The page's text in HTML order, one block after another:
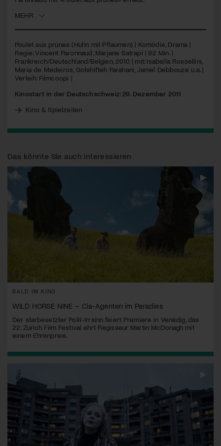
MEHR
Poulet aux prunes (Huhn mit Pflaumen) | Komödie, Drama |
Regie: Vincent Paronnaud, Marjane Satrapi | 92 Min. |
Frankreich/Deutschland/Belgien, 2010 | mit: Isabella Rossellini,
Maria de Medeiros, Golshifteh Farahani, Jamel Debbouze u.a. |
Verleih: Filmcoopi |
Kinostart in der Deutschschweiz: 29. Dezember 2011
Kino & Spielzeiten
Das könnte Sie auch interessieren
BALD IM KINO
WILD HORSE NINE – Cia-Agenten im Paradies
Der starbesetzter Polit-Irrsinn feiert Premiere in Venedig, das
22. Zurich Film Festival ehrt Regisseur Martin McDonagh mit
einem Ehrenpreis.